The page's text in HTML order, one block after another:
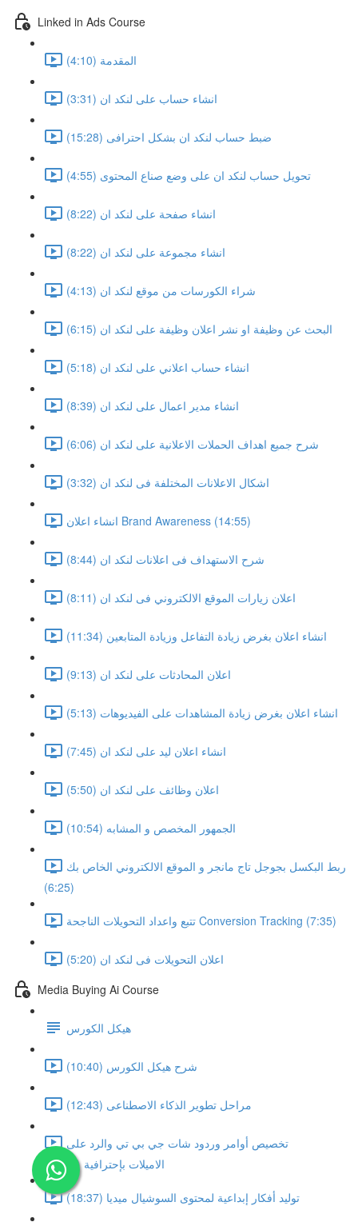
Linked in Ads Course
المقدمة (4:10)
انشاء حساب على لنكد ان (3:31)
ضبط حساب لنكد ان بشكل احترافى (15:28)
تحويل حساب لنكد ان على وضع صناع المحتوى (4:55)
انشاء صفحة على لنكد ان (8:22)
انشاء مجموعة على لنكد ان (8:22)
شراء الكورسات من موقع لنكد ان (4:13)
البحث عن وظيفة او نشر اعلان وظيفة على لنكد ان (6:15)
انشاء حساب اعلاني على لنكد ان (5:18)
انشاء مدير اعمال على لنكد ان (8:39)
شرح جميع اهداف الحملات الاعلانية على لنكد ان (6:06)
اشكال الاعلانات المختلفة فى لنكد ان (3:32)
انشاء اعلان Brand Awareness (14:55)
شرح الاستهداف فى اعلانات لنكد ان (8:44)
اعلان زيارات الموقع الالكتروني فى لنكد ان (8:11)
انشاء اعلان بغرض زيادة التفاعل وزيادة المتابعين (11:34)
اعلان المحادثات على لنكد ان (9:13)
انشاء اعلان بغرض زيادة المشاهدات على الفيديوهات (5:13)
انشاء اعلان ليد على لنكد ان (7:45)
اعلان وظائف على لنكد ان (5:50)
الجمهور المخصص و المشابه (10:54)
ربط البكسل بجوجل تاج مانجر و الموقع الالكتروني الخاص بك
(6:25)
تتبع واعداد التحويلات الناجحة Conversion Tracking (7:35)
اعلان التحويلات فى لنكد ان (5:20)
Media Buying Ai Course
هيكل الكورس
شرح هيكل الكورس (10:40)
مراحل تطوير الذكاء الاصطناعى (12:43)
تخصيص أوامر وردود شات جي بي تي والرد على
الاميلات بإحترافية (22:29)
توليد أفكار إبداعية لمحتوى السوشيال ميديا (18:37)